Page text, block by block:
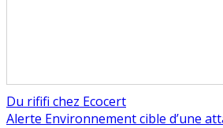
Du rififi chez Ecocert
Navigation
Alerte Environnement cible d’une